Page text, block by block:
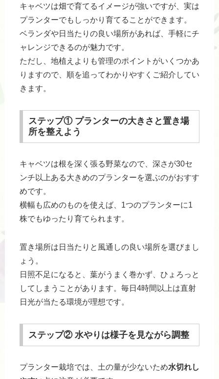
キャベツは畑で育てるイメージが強いですが、実は
プランターでもしっかり育てることができます。
ベランダや日当たりの良い場所があれば、手軽にチ
ャレンジできるのが魅力です。
ただし、地植えよりも管理のポイントがいくつかあ
りますので、順を追ってわかりやすくご紹介してい
きます。
ステップ① プランターの大きさと置き場
所を整えよう
キャベツは根を深く張る野菜なので、深さが30セ
ンチ以上ある大きめのプランターを選ぶのがおすす
めです。
横幅も広めのものを使えば、1つのプランターに1
株でもゆったり育てられます。
置き場所は日当たりと風通しの良い場所を選びまし
ょう。
日照不足になると、葉がうまく巻かず、ひょろっと
してしまうことがあります。毎日4時間以上は直射
日光が当たる環境が理想です。
ステップ② 水やりは様子を見ながら調整
プランター栽培では、土の量が少ないため水切れし